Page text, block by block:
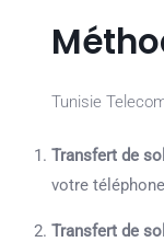
Tunisie
Transfert de
votre
Transfert de